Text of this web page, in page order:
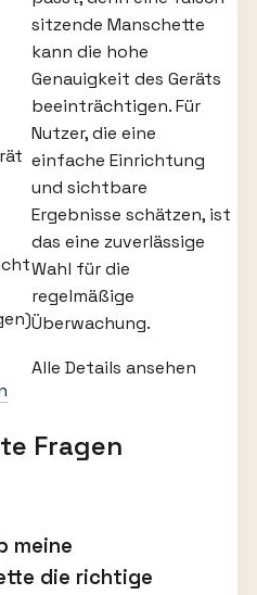
sitzende Manschette
kann die hohe
Genauigkeit des Geräts
beeinträchtigen. Für
Nutzer, die eine
einfache Einrichtung
und sichtbare
Ergebnisse schätzen, ist
das eine zuverlässige
Wahl für die
regelmäßige
Überwachung.
Alle Details ansehen
Fragen
meine
die richtige